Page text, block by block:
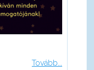
Tovább...